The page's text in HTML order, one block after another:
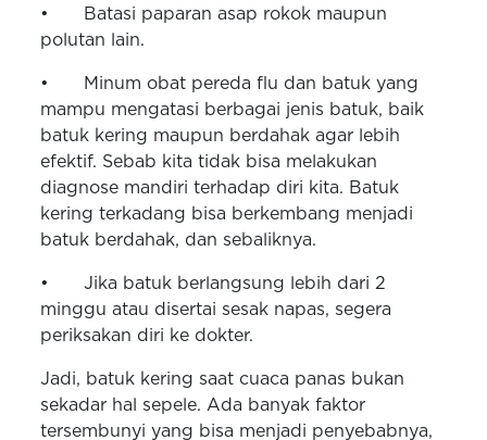
•
Batasi paparan asap rokok maupun
polutan lain.
•
Minum obat pereda flu dan batuk yang
mampu mengatasi berbagai jenis batuk, baik
batuk kering maupun berdahak agar lebih
efektif. Sebab kita tidak bisa melakukan
diagnose mandiri terhadap diri kita. Batuk
kering terkadang bisa berkembang menjadi
batuk berdahak, dan sebaliknya.
•
Jika batuk berlangsung lebih dari 2
minggu atau disertai sesak napas, segera
periksakan diri ke dokter.
Jadi, batuk kering saat cuaca panas bukan
sekadar hal sepele. Ada banyak faktor
tersembunyi yang bisa menjadi penyebabnya,